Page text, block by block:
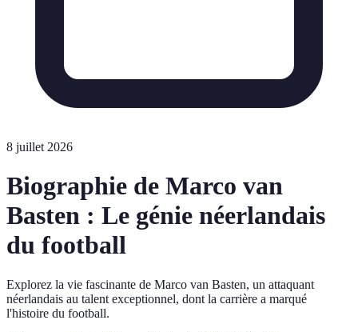
8 juillet 2026
Biographie de Marco van
Basten : Le génie néerlandais
du football
Explorez la vie fascinante de Marco van Basten, un attaquant
néerlandais au talent exceptionnel, dont la carrière a marqué
l'histoire du football.